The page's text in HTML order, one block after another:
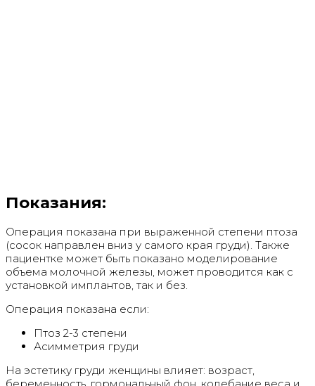
Показания:
Операция показана при выраженной степени птоза
(сосок направлен вниз у самого края груди). Также
пациентке может быть показано моделирование
объема молочной железы, может проводится как с
установкой имплантов, так и без.
Операция показана если:
Птоз 2-3 степени
Асимметрия груди
На эстетику груди женщины влияет: возраст,